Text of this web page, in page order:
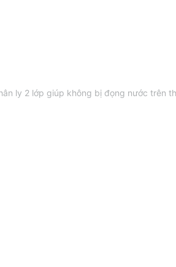
ly 2 lớp giúp không bị đọng nước trên